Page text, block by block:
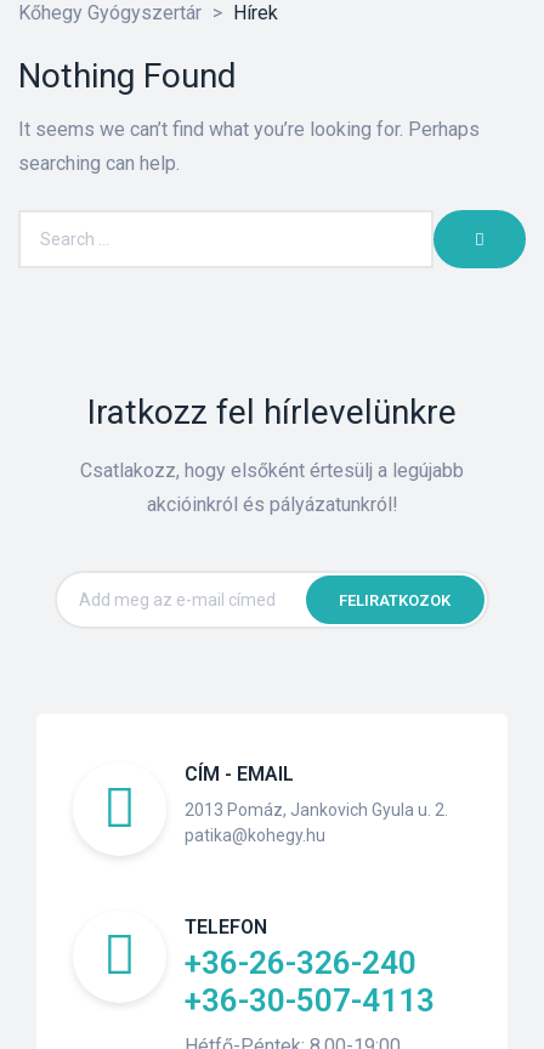
Kőhegy Gyógyszertár > Hírek
Nothing Found
It seems we can’t find what you’re looking for. Perhaps
searching can help.
Iratkozz fel hírlevelünkre
Csatlakozz, hogy elsőként értesülj a legújabb
akcióinkról és pályázatunkról!
FELIRATKOZOK
CÍM - EMAIL
2013 Pomáz, Jankovich Gyula u. 2.
patika@kohegy.hu
TELEFON
+36-26-326-240
+36-30-507-4113